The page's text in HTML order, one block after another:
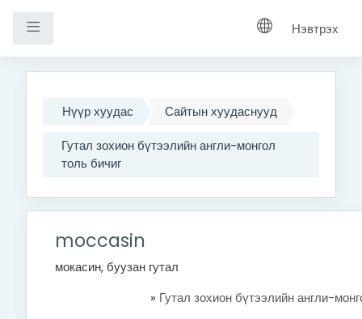
Хажуугийн самбар Нэвтрэх
Нүүр хуудас
Сайтын хуудаснууд
Гутал зохион бүтээлийн англи-монгол
толь бичиг
moccasin
мокасин, буузан гутал
» Гутал зохион бүтээлийн англи-